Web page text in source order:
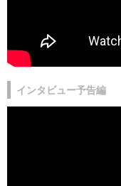
インタビュー予告編